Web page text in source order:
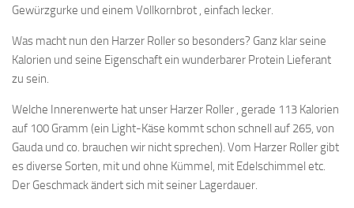
Gewürzgurke und einem Vollkornbrot , einfach lecker.
Was macht nun den Harzer Roller so besonders? Ganz klar seine
Kalorien und seine Eigenschaft ein wunderbarer Protein Lieferant
zu sein.
Welche Innerenwerte hat unser Harzer Roller , gerade 113 Kalorien
auf 100 Gramm (ein Light-Käse kommt schon schnell auf 265, von
Gauda und co. brauchen wir nicht sprechen). Vom Harzer Roller gibt
es diverse Sorten, mit und ohne Kümmel, mit Edelschimmel etc.
Der Geschmack ändert sich mit seiner Lagerdauer.